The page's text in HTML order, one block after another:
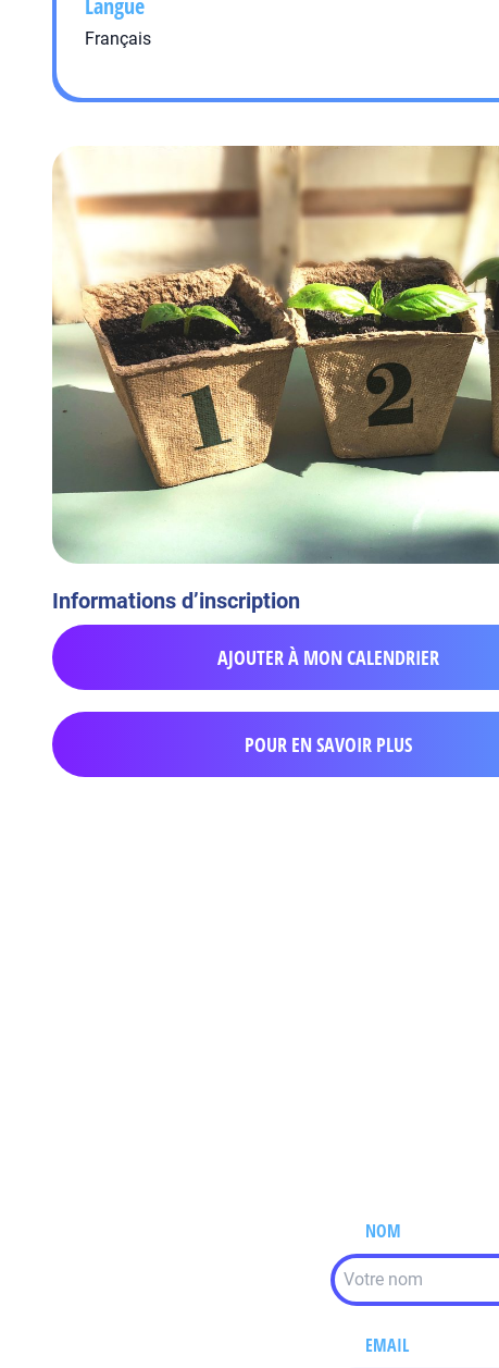
Langue
Français
Informations d’inscription
AJOUTER À MON CALENDRIER
POUR EN SAVOIR PLUS
NOM
EMAIL